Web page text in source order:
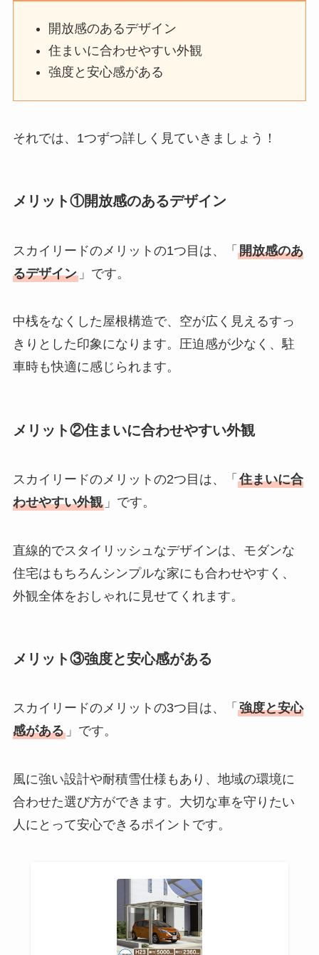
開放感のあるデザイン
住まいに合わせやすい外観
強度と安心感がある
それでは、1つずつ詳しく見ていきましょう！
メリット①開放感のあるデザイン
スカイリードのメリットの1つ目は、「 開放感のあ
るデザイン」です。
中桟をなくした屋根構造で、空が広く見えるすっ
きりとした印象になります。圧迫感が少なく、駐
車時も快適に感じられます。
メリット②住まいに合わせやすい外観
スカイリードのメリットの2つ目は、「 住まいに合
わせやすい外観」です。
直線的でスタイリッシュなデザインは、モダンな
住宅はもちろんシンプルな家にも合わせやすく、
外観全体をおしゃれに見せてくれます。
メリット③強度と安心感がある
スカイリードのメリットの3つ目は、「 強度と安心
感がある」です。
風に強い設計や耐積雪仕様もあり、地域の環境に
合わせた選び方ができます。大切な車を守りたい
人にとって安心できるポイントです。